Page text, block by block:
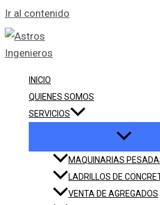
Ir al contenido
INICIO
QUIENES SOMOS
SERVICIOS
MAQUINARIAS
LADRILLOS DE
VENTA DE AGREGADOS